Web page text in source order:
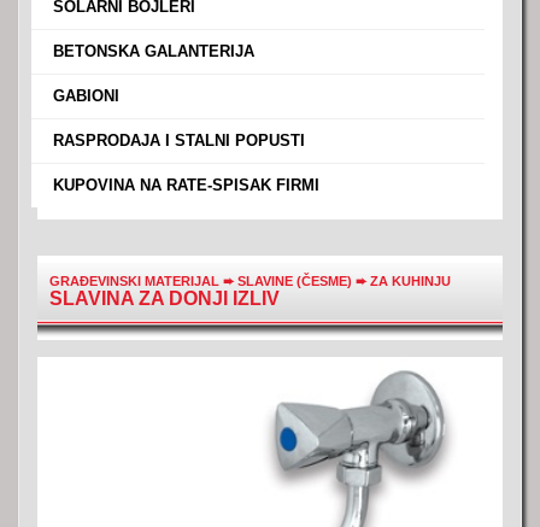
SOLARNI BOJLERI
BETONSKA GALANTERIJA
GABIONI
RASPRODAJA I STALNI POPUSTI
KUPOVINA NA RATE-SPISAK FIRMI
GRAĐEVINSKI MATERIJAL ➨SLAVINE (ČESME) ➨ZA KUHINJU
SLAVINA ZA DONJI IZLIV